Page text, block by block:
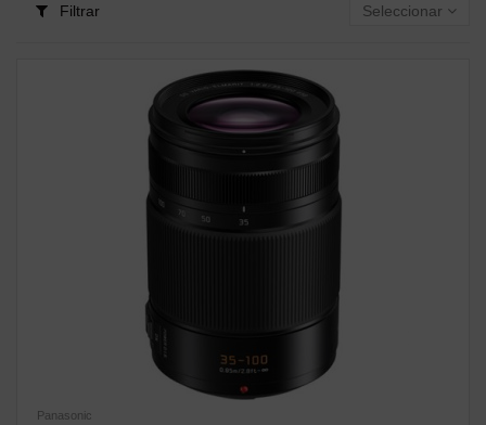
Filtrar Seleccionar
Panasonic